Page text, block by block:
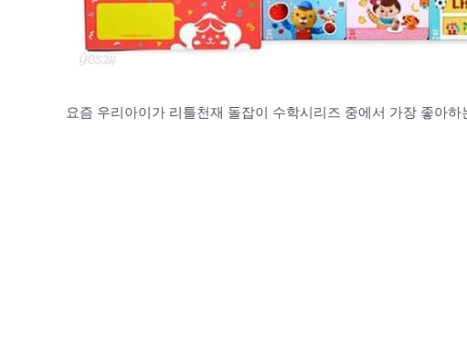
요즘 우리아이가 리틀천재 돌잡이 수학시리즈 중에서 가장 좋아